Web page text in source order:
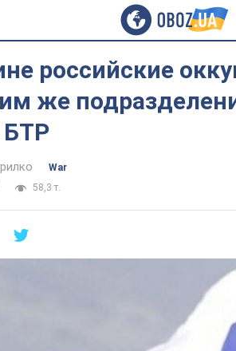
российские
же
БТР
War
58,3 т.